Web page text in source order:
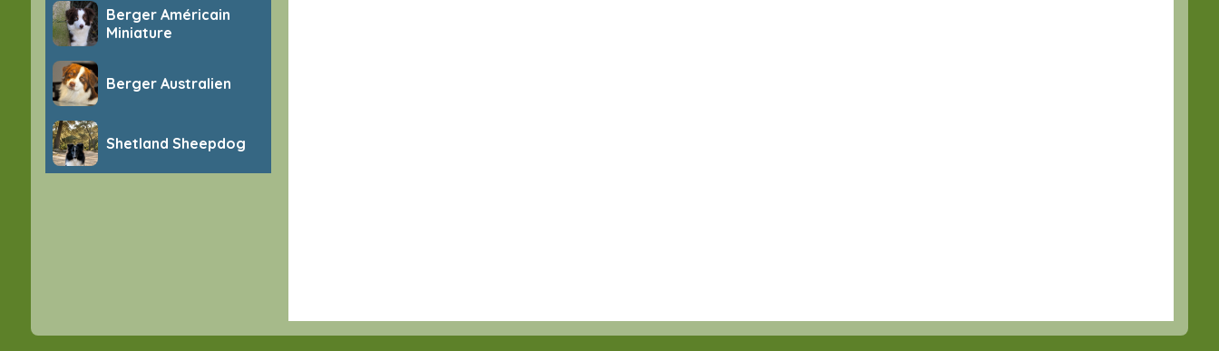
Berger Américain
Miniature
Berger Australien
Shetland Sheepdog